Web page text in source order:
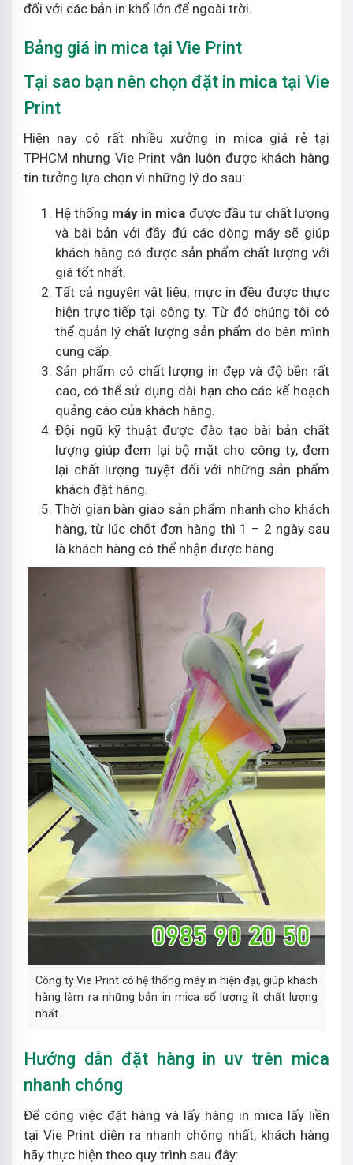
đối với các bản in khổ lớn để ngoài trời.
Bảng giá in mica tại Vie Print
Tại sao bạn nên chọn đặt in mica tại Vie
Print
Hiện nay có rất nhiều xưởng in mica giá rẻ tại
TPHCM nhưng Vie Print vẫn luôn được khách hàng
tin tưởng lựa chọn vì những lý do sau:
Hệ thống máy in mica được đầu tư chất lượng
và bài bản với đầy đủ các dòng máy sẽ giúp
khách hàng có được sản phẩm chất lượng với
giá tốt nhất.
Tất cả nguyên vật liệu, mực in đều được thực
hiện trực tiếp tại công ty. Từ đó chúng tôi có
thể quản lý chất lượng sản phẩm do bên mình
cung cấp.
Sản phẩm có chất lượng in đẹp và độ bền rất
cao, có thể sử dụng dài hạn cho các kế hoạch
quảng cáo của khách hàng.
Đội ngũ kỹ thuật được đào tạo bài bản chất
lượng giúp đem lại bộ mặt cho công ty, đem
lại chất lượng tuyệt đối với những sản phẩm
khách đặt hàng.
Thời gian bàn giao sản phẩm nhanh cho khách
hàng, từ lúc chốt đơn hàng thì 1 – 2 ngày sau
là khách hàng có thể nhận được hàng.
Công ty Vie Print có hệ thống máy in hiện đại, giúp khách
hàng làm ra những bản in mica số lượng ít chất lượng
nhất
Hướng dẫn đặt hàng in uv trên mica
nhanh chóng
Để công việc đặt hàng và lấy hàng in mica lấy liền
tại Vie Print diễn ra nhanh chóng nhất, khách hàng
hãy thực hiện theo quy trình sau đây: